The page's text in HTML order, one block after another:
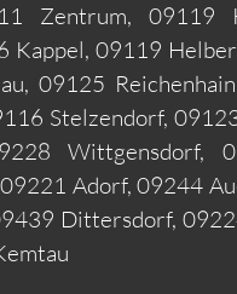
Zentrum,
Kappel, 09119
09125
Stelzendorf,
Wittgensdorf,
Adorf, 09244
Dittersdorf,